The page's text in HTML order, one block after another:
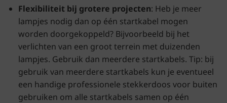
Flexibiliteit bij grotere projecten: Heb je meer
lampjes nodig dan op één startkabel mogen
worden doorgekoppeld? Bijvoorbeeld bij het
verlichten van een groot terrein met duizenden
lampjes. Gebruik dan meerdere startkabels. Tip: bij
gebruik van meerdere startkabels kun je eventueel
een handige professionele stekkerdoos voor buiten
gebruiken om alle startkabels samen op één